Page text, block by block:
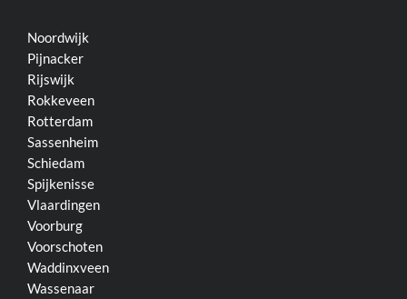
Noordwijk
Pijnacker
Rijswijk
Rokkeveen
Rotterdam
Sassenheim
Schiedam
Spijkenisse
Vlaardingen
Voorburg
Voorschoten
Waddinxveen
Wassenaar